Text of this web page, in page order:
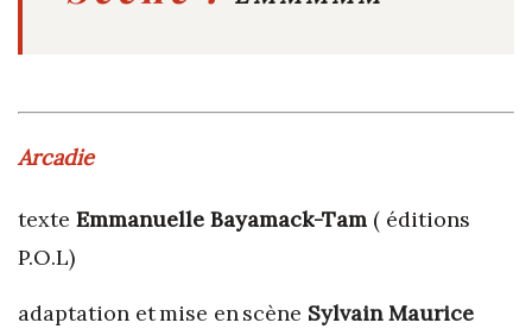
Arcadie
texte Emmanuelle Bayamack-Tam ( éditions
P.O.L)
adaptation et mise en scène Sylvain Maurice